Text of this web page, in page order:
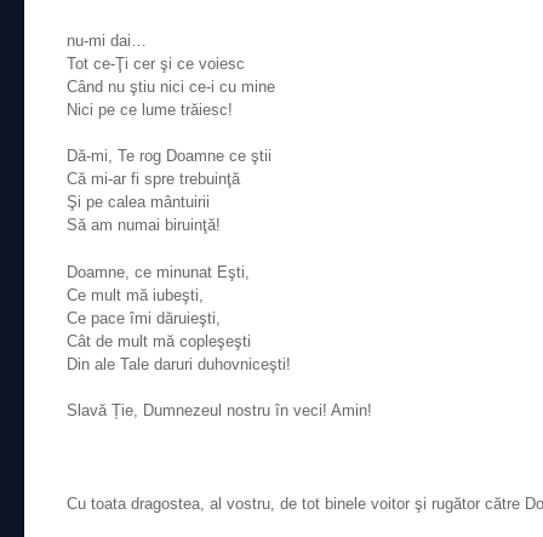
nu-mi dai…
Tot ce-Ţi cer şi ce voiesc
Când nu ştiu nici ce-i cu mine
Nici pe ce lume trăiesc!
Dă-mi, Te rog Doamne ce ştii
Că mi-ar fi spre trebuinţă
Şi pe calea mântuirii
Să am numai biruinţă!
Doamne, ce minunat Eşti,
Ce mult mă iubeşti,
Ce pace îmi dăruieşti,
Cât de mult mă copleşeşti
Din ale Tale daruri duhovniceşti!
Slavă Ție, Dumnezeul nostru în veci! Amin!
Cu toata dragostea, al vostru, de tot binele voitor şi rugător către